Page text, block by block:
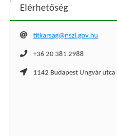
Elérhetőség
titkarsag@nszi.gov.hu
+36 20 381 2988
1142 Budapest Ungvár utca